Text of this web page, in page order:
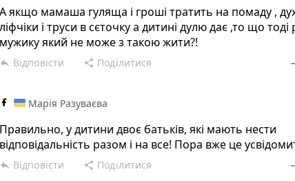
А якщо мамаша гуляща і гроші тратить на помаду ,
ліфчіки і труси в сєточку а дитині дулю дає ,то що
мужику який не може з такою жити?!
reply Відповісти share Поділитися
Марія Разуваєва
Правильно, у дитини двоє батьків, які мають нести
відповідальність разом і на все! Пора вже це
reply Відповісти share Поділитися